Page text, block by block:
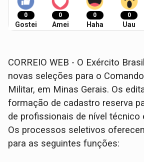
0
Gostei
0
Amei
0
Haha
0
Uau
CORREIO WEB - O Exército
novas seleções para o
Militar, em Minas Gerais. Os
formação de cadastro reserva
de profissionais de nível técnico
Os processos seletivos
para as seguintes funções: